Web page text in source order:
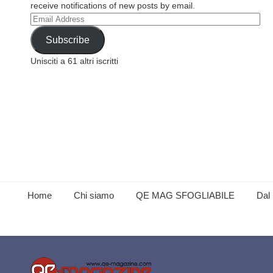
receive notifications of new posts by email.
Email
Address
Subscribe
Unisciti a 61 altri iscritti
Home Chi siamo QE MAG SFOGLIABILE Dal